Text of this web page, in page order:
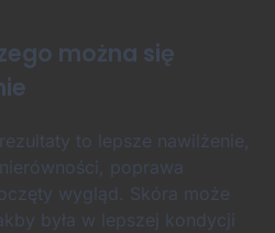
można się
to lepsze nawilżenie,
poprawa
wygląd. Skóra może
była w lepszej kondycji